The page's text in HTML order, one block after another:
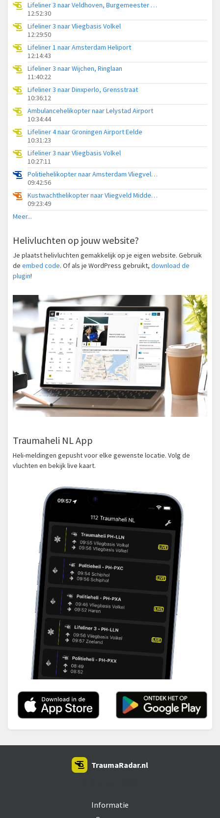
Lifeliner 3 naar Veldhoven, Burgemeester van Hoofflaan
12:52:30
Lifeliner 3 naar Vliegbasis Volkel
12:29:50
Lifeliner 1 naar Amsterdam Heliport
12:14:43
Lifeliner 3 naar Wijchen, Ringlaan
11:40:22
Lifeliner 3 naar Dinxperlo, Grensstraat
10:36:12
Ambulancehelikopter naar Lelystad Airport
10:34:44
Lifeliner 4 naar Groningen Airport Eelde
10:31:23
Lifeliner 3 naar Vliegbasis Volkel
10:27:11
Politiehelikopter naar Amsterdam Vliegveld Schiphol
09:42:56
Kustwachthelikopter naar Vliegveld Midden-Zeeland
09:23:49
Meer...
Helivluchten op jouw website?
Je plaatst helivluchten gemakkelijk op je eigen website. Gebruik
de embed code. Of als je WordPress gebruikt, download de
plugin!
Traumaheli NL App
Heli-meldingen gepusht voor elke gewenste locatie. Volg de
vluchten en bekijk live kaart.
Informatie
TraumaRadar.nl